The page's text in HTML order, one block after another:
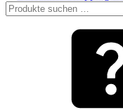
Suchen
nach: